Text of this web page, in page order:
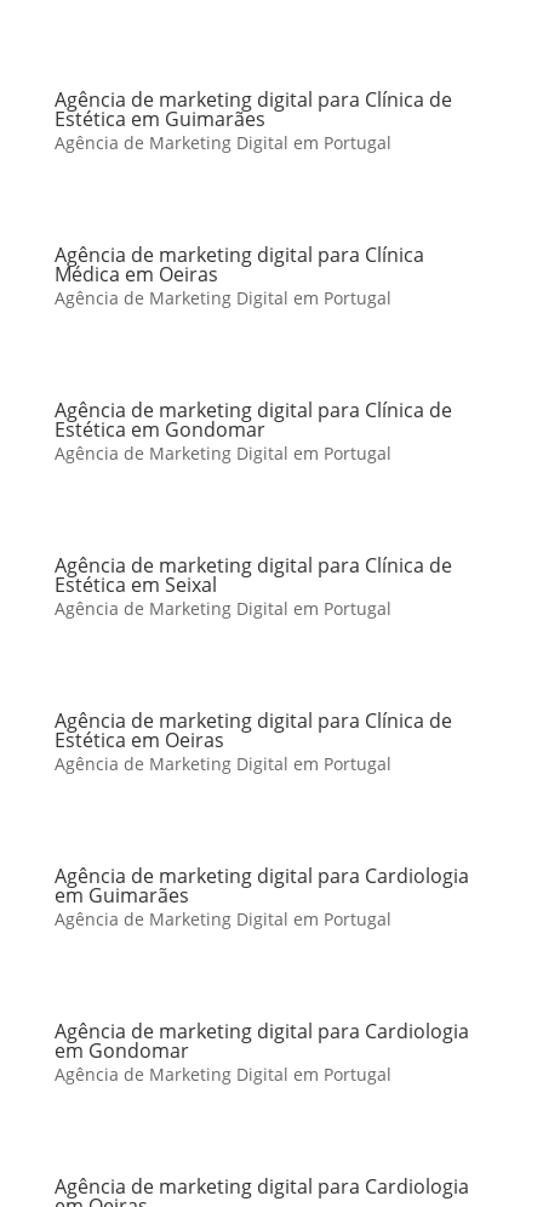
Agência de marketing digital para Clínica de
Estética em Guimarães
Agência de Marketing Digital em Portugal
Agência de marketing digital para Clínica
Médica em Oeiras
Agência de Marketing Digital em Portugal
Agência de marketing digital para Clínica de
Estética em Gondomar
Agência de Marketing Digital em Portugal
Agência de marketing digital para Clínica de
Estética em Seixal
Agência de Marketing Digital em Portugal
Agência de marketing digital para Clínica de
Estética em Oeiras
Agência de Marketing Digital em Portugal
Agência de marketing digital para Cardiologia
em Guimarães
Agência de Marketing Digital em Portugal
Agência de marketing digital para Cardiologia
em Gondomar
Agência de Marketing Digital em Portugal
Agência de marketing digital para Cardiologia